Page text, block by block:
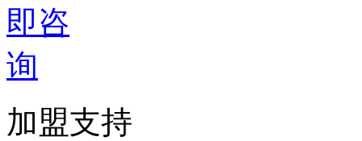
加盟支持